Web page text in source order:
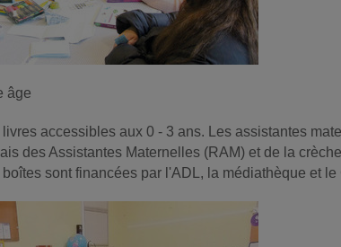
âge
livres accessibles aux 0 - 3 ans. Les assistantes
des Assistantes Maternelles (RAM) et de la
sont financées par l'ADL, la médiathèque et le